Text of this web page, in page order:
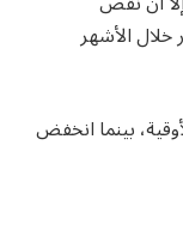
الأشهر
4% إلى 1586.55 دولار للأوقية، بينما انخفض